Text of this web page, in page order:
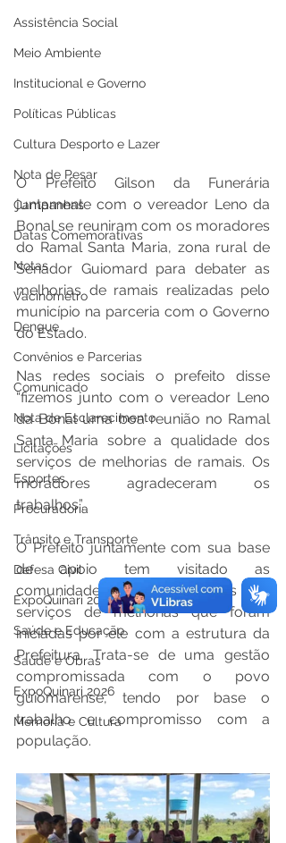
Assistência Social
Meio Ambiente
Institucional e Governo
Políticas Públicas
Cultura Desporto e Lazer
Nota de Pesar
Campanhas
Datas Comemorativas
Notas
Vacinômetro
Dengue
Convênios e Parcerias
Comunicado
Nota de Esclarecimento
Licitações
Esportes
Procuradoria
Trânsito e Transporte
Defesa Civil
ExpoQuinari 2025
Saúde e Educação
Saúde e Obras
ExpoQuinari 2026
Memória e Cultura
O Prefeito Gilson da Funerária
juntamente com o vereador Leno da
Bonal se reuniram com os moradores
do Ramal Santa Maria, zona rural de
Senador Guiomard para debater as
melhorias de ramais realizadas pelo
município na parceria com o Governo
do Estado.
Nas redes sociais o prefeito disse
“fizemos junto com o vereador Leno
da Bonal uma boa reunião no Ramal
Santa Maria sobre a qualidade dos
serviços de melhorias de ramais. Os
moradores agradeceram os
trabalhos”.
O Prefeito juntamente com sua base
de apoio tem visitado as
comunidades antes e após os
serviços de melhorias que foram
iniciadas por ele com a estrutura da
Prefeitura. Trata-se de uma gestão
compromissada com o povo
guiomarense, tendo por base o
trabalho e compromisso com a
população.